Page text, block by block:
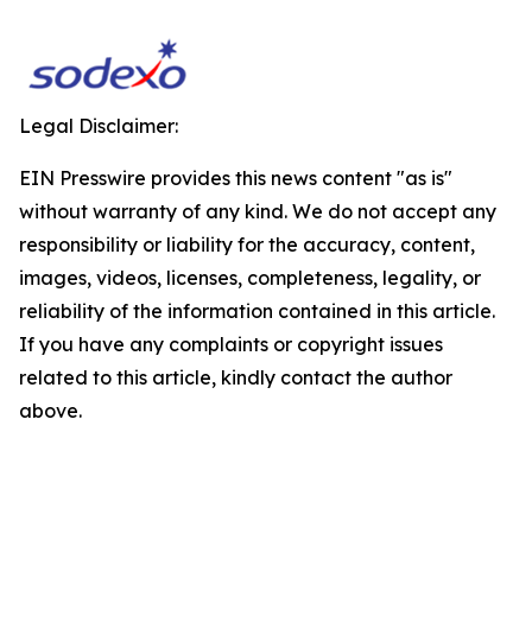
Legal Disclaimer:
EIN Presswire provides this news content "as is"
without warranty of any kind. We do not accept any
responsibility or liability for the accuracy, content,
images, videos, licenses, completeness, legality, or
reliability of the information contained in this article.
If you have any complaints or copyright issues
related to this article, kindly contact the author
above.